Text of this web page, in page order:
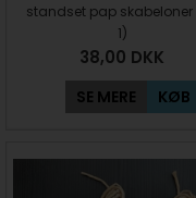
standset pap skabeloner
1)
38,00 DKK
SE MERE KØB